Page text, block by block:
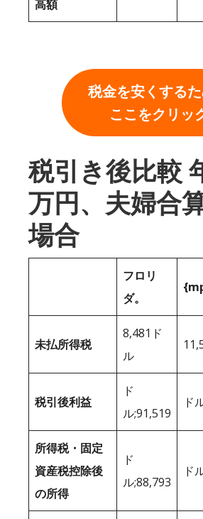
高額
税金を安くする
ここをクリッ
税引き後比較
万円、夫婦合
場合
フロリ
ダ。
未払所得税
8,481ド
ル
税引後利益
ド
ル;91,519
ド
所得税・固定
資産税控除後
の所得
ド
ル;88,793
ド